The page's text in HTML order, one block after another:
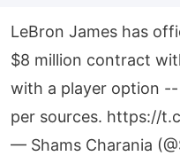
LeBron James has
$8 million contract
with a player option --
per sources. https://
— Shams Charania